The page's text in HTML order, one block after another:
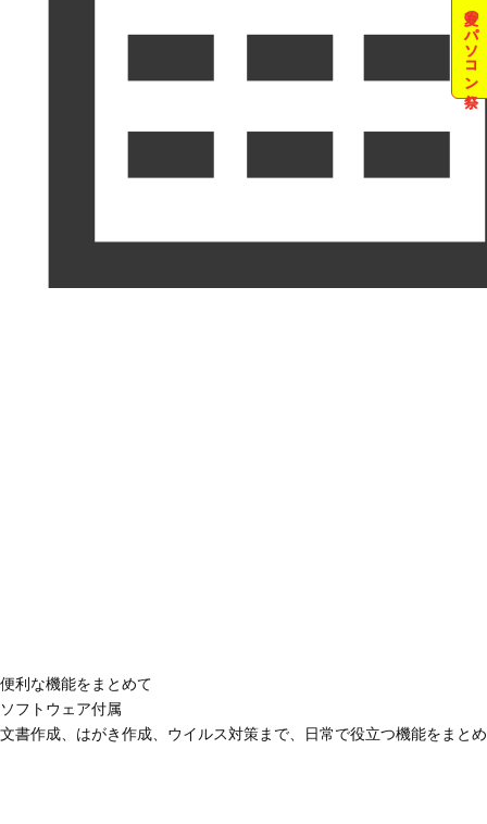
夏のパソコン祭
便利な機能をまとめて
ソフトウェア付属
文書作成、はがき作成、ウイルス対策まで、日常で役立つ機能をまと